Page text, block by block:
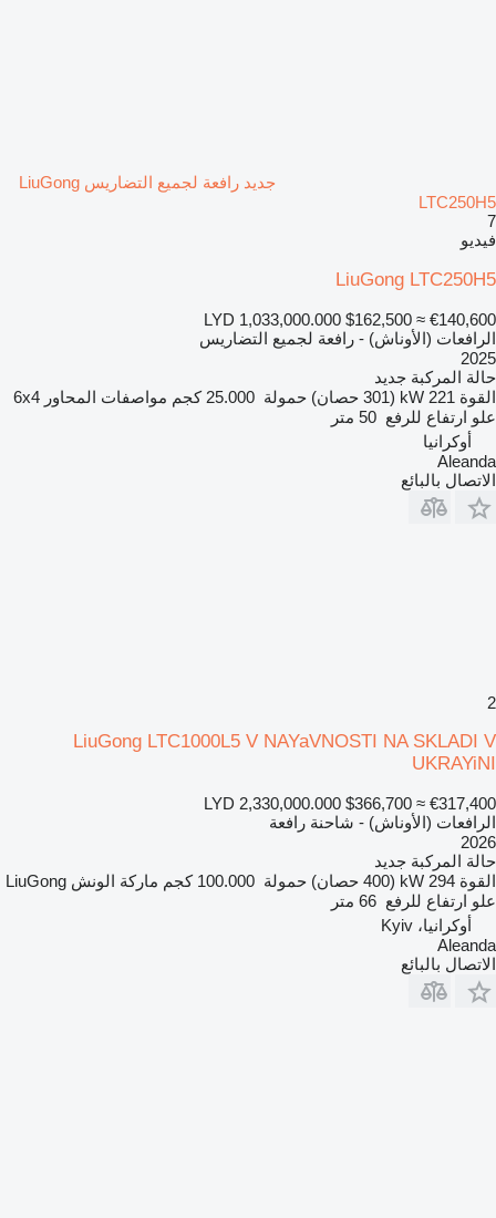
جديد رافعة لجميع التضاريس LiuGong
LTC250H5
7
فيديو
LiuGong LTC250H5
LYD 1,033,000.000 $162,500 ≈ €140,600
الرافعات (الأوناش) - رافعة لجميع التضاريس
2025
حالة المركبة جديد
القوة 221 kW (301 حصان) حمولة 25.000 كجم مواصفات المحاور 6x4
علو ارتفاع للرفع 50 متر
أوكرانيا
Aleanda
الاتصال بالبائع
2
LiuGong LTC1000L5 V NAYaVNOSTI NA SKLADI V
UKRAYiNI
LYD 2,330,000.000 $366,700 ≈ €317,400
الرافعات (الأوناش) - شاحنة رافعة
2026
حالة المركبة جديد
القوة 294 kW (400 حصان) حمولة 100.000 كجم ماركة الونش LiuGong
علو ارتفاع للرفع 66 متر
أوكرانيا، Kyiv
Aleanda
الاتصال بالبائع